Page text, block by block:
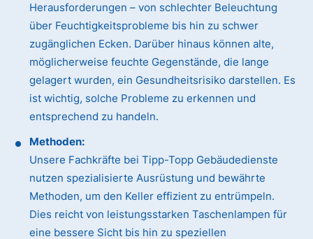
Herausforderungen – von schlechter Beleuchtung
über Feuchtigkeitsprobleme bis hin zu schwer
zugänglichen Ecken. Darüber hinaus können alte,
möglicherweise feuchte Gegenstände, die lange
gelagert wurden, ein Gesundheitsrisiko darstellen. Es
ist wichtig, solche Probleme zu erkennen und
entsprechend zu handeln.
Methoden:
Unsere Fachkräfte bei Tipp-Topp Gebäudedienste
nutzen spezialisierte Ausrüstung und bewährte
Methoden, um den Keller effizient zu entrümpeln.
Dies reicht von leistungsstarken Taschenlampen für
eine bessere Sicht bis hin zu speziellen